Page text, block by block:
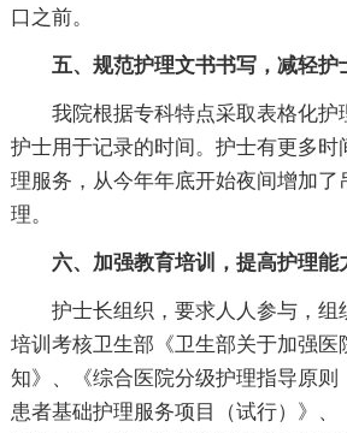
口之前。
五、规范护理文书书写，减轻护
我院根据专科特点采取表格化护
护士用于记录的时间。护士有更多时
理服务，从今年年底开始夜间增加了
理。
六、加强教育培训，提高护理能
护士长组织，要求人人参与，组
培训考核卫生部《卫生部关于加强医
知》、《综合医院分级护理指导原则
患者基础护理服务项目（试行）》、